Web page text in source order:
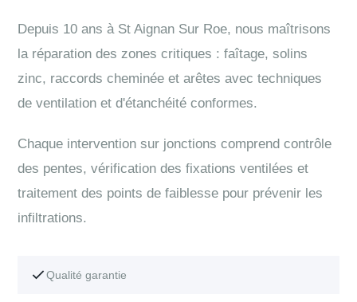
Depuis 10 ans à St Aignan Sur Roe, nous maîtrisons
la réparation des zones critiques : faîtage, solins
zinc, raccords cheminée et arêtes avec techniques
de ventilation et d'étanchéité conformes.
Chaque intervention sur jonctions comprend contrôle
des pentes, vérification des fixations ventilées et
traitement des points de faiblesse pour prévenir les
infiltrations.
Qualité garantie